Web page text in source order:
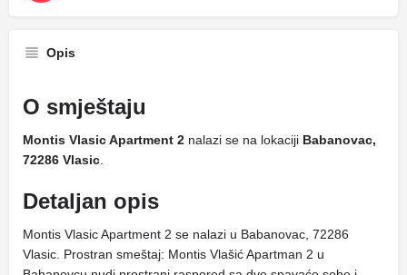
Opis
O smještaju
Montis Vlasic Apartment 2 nalazi se na lokaciji Babanovac,
72286 Vlasic
Detaljan opis
Montis Vlasic Apartment 2 se nalazi u Babanovac, 72286
Vlasic. Prostran smeštaj: Montis Vlašić Apartman 2 u